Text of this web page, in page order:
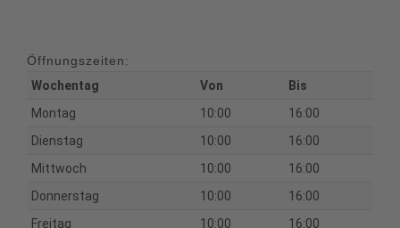
Öffnungszeiten:
Wochentag
Von
Bis
Montag
10:00
16:00
Dienstag
10:00
16:00
Mittwoch
10:00
16:00
Donnerstag
10:00
16:00
Freitag
10:00 16:00